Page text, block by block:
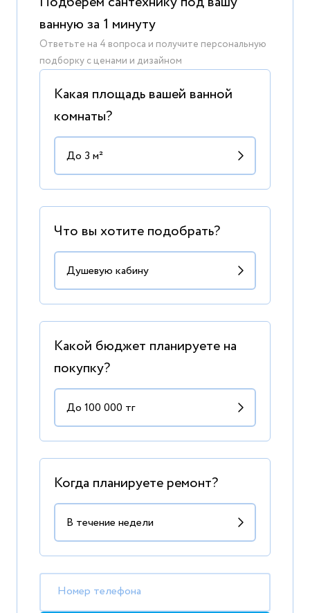
ванную за 1 минуту
Ответьте на 4 вопроса и получите персональную
подборку с ценами и дизайном
Какая площадь вашей ванной
комнаты?
Что вы хотите подобрать?
Какой бюджет планируете на
покупку?
Когда планируете ремонт?
Номер телефона